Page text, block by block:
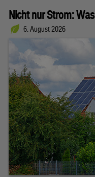
Nicht nur Strom:
6. August 2026